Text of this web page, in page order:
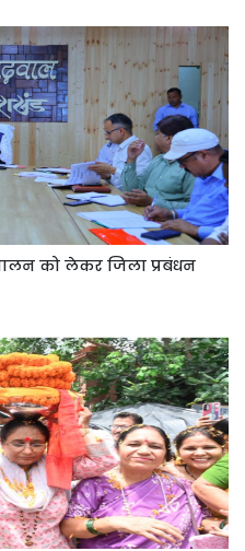
को लेकर जिला प्रबंधन